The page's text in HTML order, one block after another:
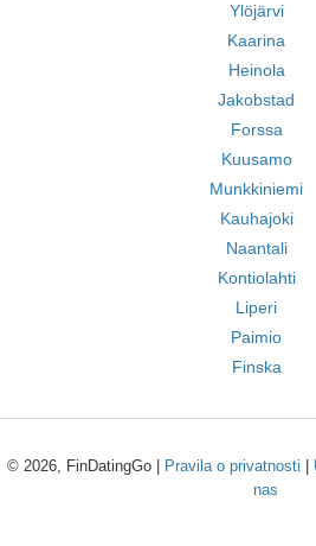
Ylöjärvi
Kaarina
Heinola
Jakobstad
Forssa
Kuusamo
Munkkiniemi
Kauhajoki
Naantali
Kontiolahti
Liperi
Paimio
Finska
© 2026, FinDatingGo | Pravila o privatnosti
nas